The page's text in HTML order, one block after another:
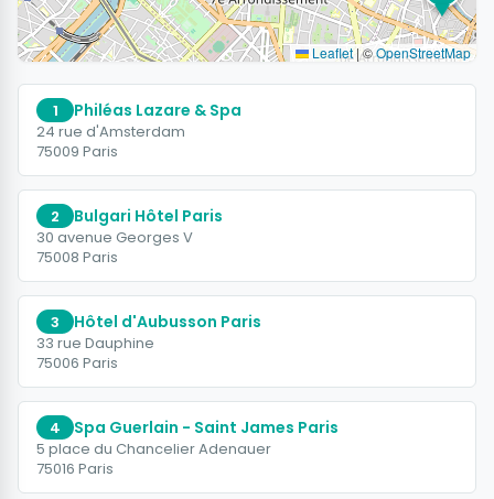
Leaflet |©OpenStreetMap
1 Philéas Lazare & Spa
24 rue d'Amsterdam
75009 Paris
2 Bulgari Hôtel Paris
30 avenue Georges V
75008 Paris
3 Hôtel d'Aubusson Paris
33 rue Dauphine
75006 Paris
4 Spa Guerlain - Saint James Paris
5 place du Chancelier Adenauer
75016 Paris